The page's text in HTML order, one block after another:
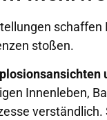
schaffen
stoßen.
Innenleben,
verständlich.